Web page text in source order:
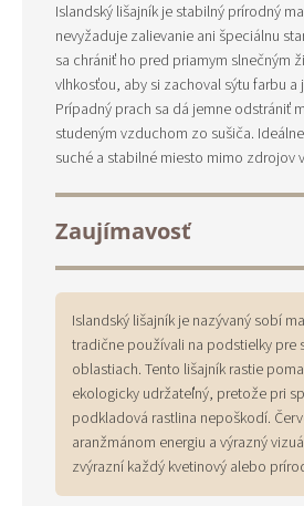
Islandský lišajník je stabilný prírodný
nevyžaduje zalievanie ani špeciálnu
sa chrániť ho pred priamym slnečným
vlhkosťou, aby si zachoval sýtu farbu a
Prípadný prach sa dá jemne odstrániť
studeným vzduchom zo sušiča.
suché a stabilné miesto mimo zdrojov
Zaujímavosť
Islandský lišajník je nazývaný sobí
tradične používali na podstielky pre
oblastiach. Tento lišajník rastie
ekologicky udržateľný, pretože pri
podkladová rastlina nepoškodí.
aranžmánom energiu a výrazný
zvýrazní každý kvetinový alebo